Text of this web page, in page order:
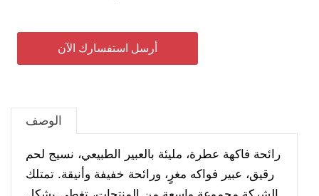
أرسل استفسارك الآن
الوصف
رائحة فاكهة عطرة، مليئة بالعبير الطبيعي، نسيج لحم
رقيق، عبير فواكه مغرٍ، ورائحة خفيفة وأنيقة. تمتلك